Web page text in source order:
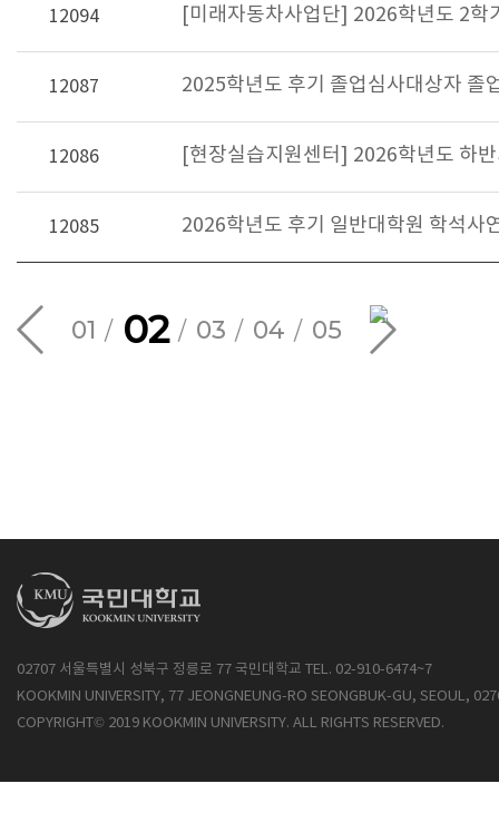
12094 [미래자동차사업단] 2026학년도 2
12087 2025학년도 후기 졸업심사대상자 졸
12086 [현장실습지원센터] 2026학년도 하
12085 2026학년도 후기 일반대학원 학석
01 02 03 04 05
02707 서울특별시 성북구 정릉로 77 국민대학교 TEL. 02-910-6474~7
KOOKMIN UNIVERSITY, 77 JEONGNEUNG-RO SEONGBUK-GU, SEOUL,
COPYRIGHT© 2019 KOOKMIN UNIVERSITY. ALL RIGHTS RESERVED.